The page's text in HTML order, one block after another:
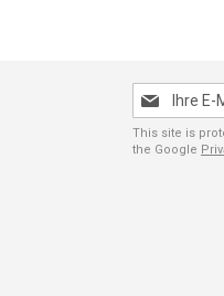
Melden
Sie
sich
für
This site is
the Google